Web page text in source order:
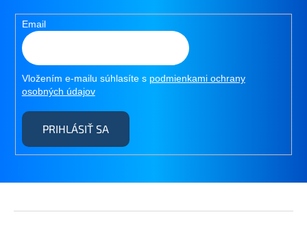
Email
Vložením e-mailu súhlasíte s podmienkami ochrany
osobných údajov
PRIHLÁSIŤ SA